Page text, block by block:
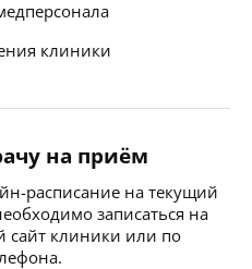
клиники
на приём
расписание на текущий
записаться на
сайт клиники или по